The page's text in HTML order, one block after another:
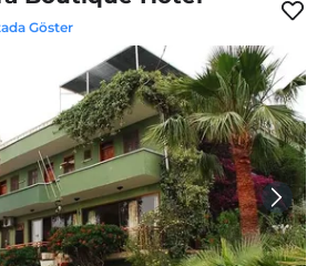
Göster